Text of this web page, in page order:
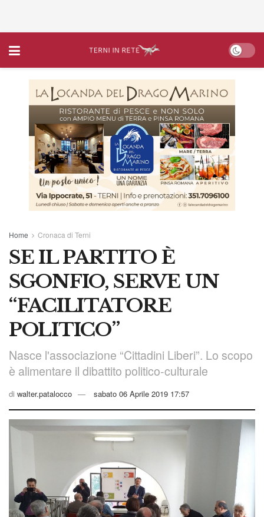
Home Cronaca di Terni
SE IL PARTITO È
SGONFIO, SERVE UN
“FACILITATORE
POLITICO”
Nasce l'associazione “Cittadini Liberi”. Lo scopo
è alimentare il dibattito politico-culturale
di walter.patalocco sabato 06 Aprile 2019 17:57